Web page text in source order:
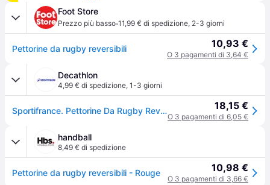
Foot Store
Prezzo più basso·11,99 € di spedizione, 2-3 giorni
Pettorine da rugby reversibili 10,93 €
O 3 pagamenti di 3,64 €
Decathlon
4,99 € di spedizione, 1-3 giorni
Sportifrance. Pettorine Da Rugby Reversibili Pettorine Ritiro Gratis - rossogiallo - M/L 18,15 €
O 3 pagamenti di 6,05 €
handball
8,49 € di spedizione
Pettorine da rugby reversibili - Rouge 10,98 €
O 3 pagamenti di 3,66 €